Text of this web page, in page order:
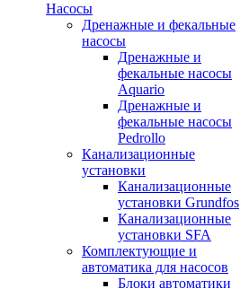
Насосы
Дренажные и фекальные
насосы
Дренажные и
фекальные насосы
Aquario
Дренажные и
фекальные насосы
Pedrollo
Канализационные
установки
Канализационные
установки Grundfos
Канализационные
установки SFA
Комплектующие и
автоматика для насосов
Блоки автоматики